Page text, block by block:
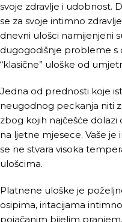
svoje zdravlje i udobnost.
se za svoje intimno
dnevni ulošci namijenjeni
dugogodišnje probleme s
“klasične” uloške od
Jedna od prednosti koje
neugodnog peckanja niti
zbog kojih najčešće dolazi
na ljetne mjesece. Vaše
se ne stvara visoka
ulošcima.
Platnene uloške je
osipima, iritacijama
pojačanim bijelim